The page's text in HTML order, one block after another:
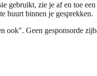
zie je af en toe
huurt binnen je gesprekken.
ook". Geen gesponsorde